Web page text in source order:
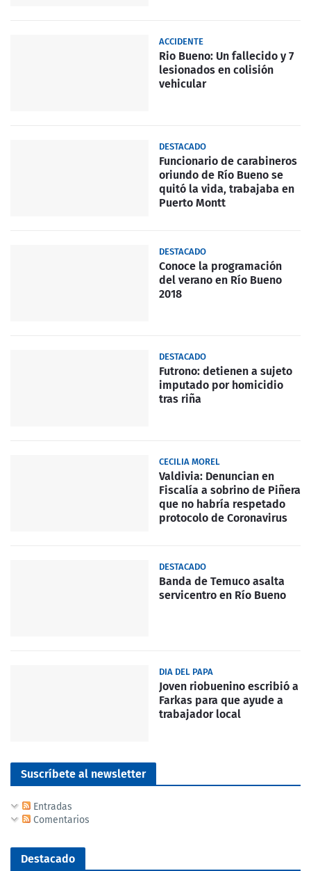
ACCIDENTE
Rio Bueno: Un fallecido y 7
lesionados en colisión
vehicular
DESTACADO
Funcionario de carabineros
oriundo de Río Bueno se
quitó la vida, trabajaba en
Puerto Montt
DESTACADO
Conoce la programación
del verano en Río Bueno
2018
DESTACADO
Futrono: detienen a sujeto
imputado por homicidio
tras riña
CECILIA MOREL
Valdivia: Denuncian en
Fiscalía a sobrino de Piñera
que no habría respetado
protocolo de Coronavirus
DESTACADO
Banda de Temuco asalta
servicentro en Río Bueno
DIA DEL PAPA
Joven riobuenino escribió a
Farkas para que ayude a
trabajador local
Suscríbete al newsletter
Entradas
Comentarios
Destacado